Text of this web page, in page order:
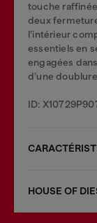
touche
deux
l’intérieur
essentiels en
engagées
d’une
ID:
HOUSE OF